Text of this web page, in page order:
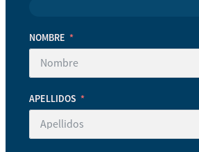
NOMBRE
APELLIDOS